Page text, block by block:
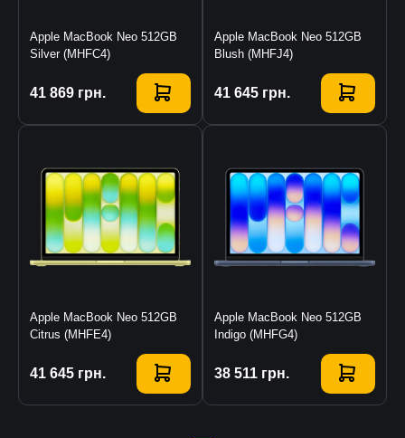
Apple MacBook Neo 512GB
Silver (MHFC4)
41 869 грн.
Купити
Apple MacBook Neo 512GB
Blush (MHFJ4)
41 645 грн.
Купити
Apple MacBook Neo 512GB
Citrus (MHFE4)
41 645 грн.
Купити
Apple MacBook Neo 512GB
Indigo (MHFG4)
38 511 грн.
Купити